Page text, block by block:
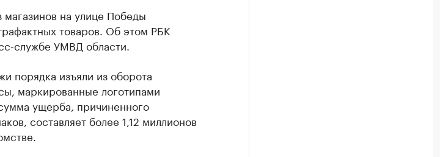
на улице Победы
товаров. Об этом РБК
службе УМВД области.
порядка изъяли из оборота
маркированные логотипами
ущерба, причиненного
составляет более 1,12 миллионов